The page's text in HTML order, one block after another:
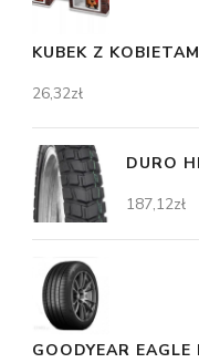
KUBEK Z
26,32zł
DURO
187,12zł
GOODYEAR